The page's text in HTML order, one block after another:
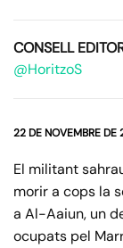
CONSELL
@HoritzoS
22 DE NOVEMBRE DE
El militant
morir a cops la
a Al-Aaiun, un
ocupats pel